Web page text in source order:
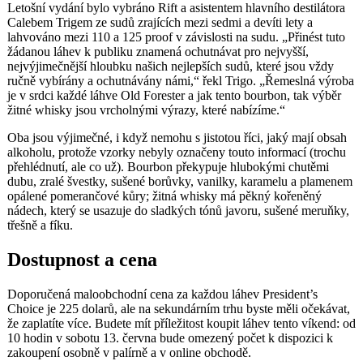
Letošní vydání bylo vybráno Rift a asistentem hlavního destilátora
Calebem Trigem ze sudů zrajících mezi sedmi a devíti lety a
lahvováno mezi 110 a 125 proof v závislosti na sudu. „Přinést tuto
žádanou láhev k publiku znamená ochutnávat pro nejvyšší,
nejvýjimečnější hloubku našich nejlepších sudů, které jsou vždy
ručně vybírány a ochutnávány námi,“ řekl Trigo. „Řemeslná výroba
je v srdci každé láhve Old Forester a jak tento bourbon, tak výběr
žitné whisky jsou vrcholnými výrazy, které nabízíme.“
Oba jsou výjimečné, i když nemohu s jistotou říci, jaký mají obsah
alkoholu, protože vzorky nebyly označeny touto informací (trochu
přehlédnutí, ale co už). Bourbon překypuje hlubokými chutěmi
dubu, zralé švestky, sušené borůvky, vanilky, karamelu a plamenem
opálené pomerančové kůry; žitná whisky má pěkný kořeněný
nádech, který se usazuje do sladkých tónů javoru, sušené meruňky,
třešně a fíku.
Dostupnost a cena
Doporučená maloobchodní cena za každou láhev President’s
Choice je 225 dolarů, ale na sekundárním trhu byste měli očekávat,
že zaplatíte více. Budete mít příležitost koupit láhev tento víkend: od
10 hodin v sobotu 13. června bude omezený počet k dispozici k
zakoupení osobně v palírně a v online obchodě.